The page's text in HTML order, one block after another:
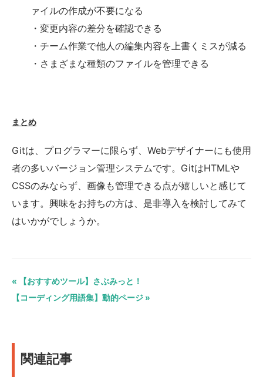
ァイルの作成が不要になる
・変更内容の差分を確認できる
・チーム作業で他人の編集内容を上書くミスが減る
・さまざまな種類のファイルを管理できる
まとめ
Gitは、プログラマーに限らず、Webデザイナーにも使用
者の多いバージョン管理システムです。GitはHTMLや
CSSのみならず、画像も管理できる点が嬉しいと感じて
います。興味をお持ちの方は、是非導入を検討してみて
はいかがでしょうか。
« 【おすすめツール】さぶみっと！
【コーディング用語集】動的ページ »
関連記事